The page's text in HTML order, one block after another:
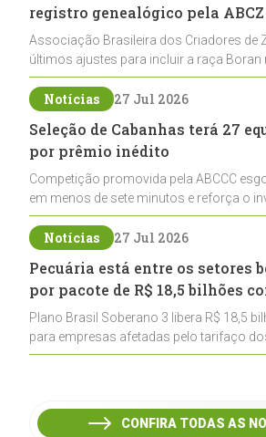
registro genealógico pela ABCZ
Associação Brasileira dos Criadores de
últimos ajustes para incluir a raça
de registros, abrindo caminho para sua
pecuária nacional
Notícias 27 Jul 2026
Seleção de Cabanhas terá 27
por prêmio inédito
Competição promovida pela ABCCC
em menos de sete minutos e reforça o
cabanhas na seleção genética de
ao laço
Notícias 27 Jul 2026
Pecuária está entre os setores
por pacote de R$ 18,5 bilhões
Plano Brasil Soberano 3 libera R$ 18,5
para empresas afetadas pelo tarifaço
inclui a pecuária entre os setores
CONFIRA TODAS AS